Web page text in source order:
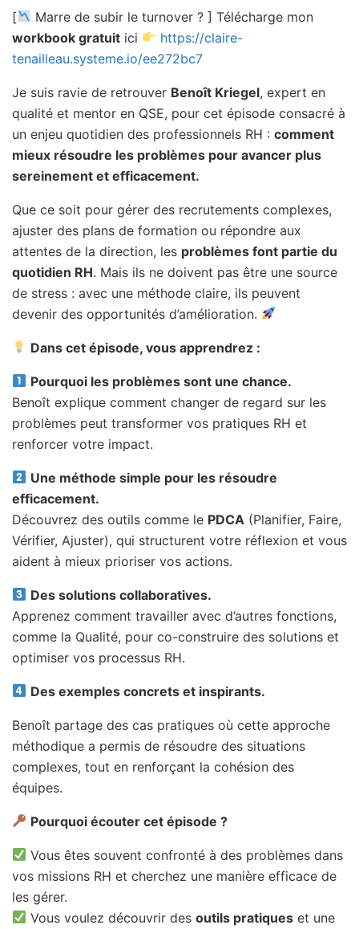
[
Marre de subir le turnover ? ] Télécharge mon
workbook gratuit ici
https://claire-
tenailleau.systeme.io/ee272bc7
Je suis ravie de retrouver Benoît Kriegel, expert en
qualité et mentor en QSE, pour cet épisode consacré à
un enjeu quotidien des professionnels RH : comment
mieux résoudre les problèmes pour avancer plus
sereinement et efficacement.
Que ce soit pour gérer des recrutements complexes,
ajuster des plans de formation ou répondre aux
attentes de la direction, les problèmes font partie du
quotidien RH. Mais ils ne doivent pas être une source
de stress : avec une méthode claire, ils peuvent
devenir des opportunités d’amélioration.
Dans cet épisode, vous apprendrez :
Pourquoi les problèmes sont une chance.
Benoît explique comment changer de regard sur les
problèmes peut transformer vos pratiques RH et
renforcer votre impact.
Une méthode simple pour les résoudre
efficacement.
Découvrez des outils comme le PDCA (Planifier, Faire,
Vérifier, Ajuster), qui structurent votre réflexion et vous
aident à mieux prioriser vos actions.
Des solutions collaboratives.
Apprenez comment travailler avec d’autres fonctions,
comme la Qualité, pour co-construire des solutions et
optimiser vos processus RH.
Des exemples concrets et inspirants.
Benoît partage des cas pratiques où cette approche
méthodique a permis de résoudre des situations
complexes, tout en renforçant la cohésion des
équipes.
Pourquoi écouter cet épisode ?
Vous êtes souvent confronté à des problèmes dans
vos missions RH et cherchez une manière efficace de
les gérer.
Vous voulez découvrir desoutils pratiques et une